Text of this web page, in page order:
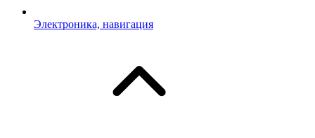
Электроника, навигация